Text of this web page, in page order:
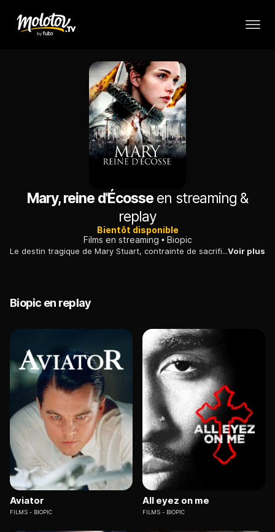
Mary, reine d'Écosse en streaming &
replay
Bientôt disponible
Films en streaming
Biopic
Le destin tragique de Mary Stuart, contrainte de sacrifier son amour pour Bothwell et trahie par Elizabeth 1re, sa rivale pour le trône d'Angleterre...Voir plus
Biopic en replay
Aviator
FILMS BIOPIC
All eyez on me
FILMS BIOPIC